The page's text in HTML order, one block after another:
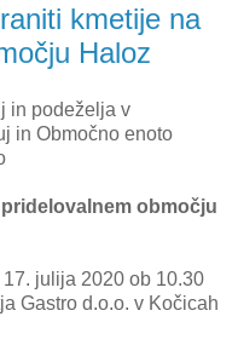
kmetije na
Haloz
in podeželja v
in Območno enoto
območju
julija 2020 ob 10.30
Gastro d.o.o. v Kočicah